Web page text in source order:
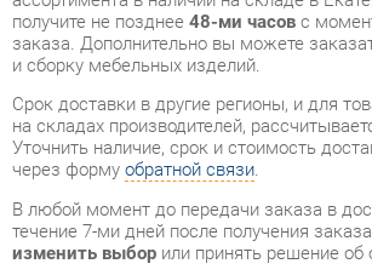
Срок доставки в другие регионы, и для
на складах производителей,
Уточнить наличие, срок и стоимость
через формуобратной связи.
В любой момент до передачи заказа в
течение 7-ми дней после получения заказа
изменить выборили принять решение об
могут быть повреждены при
заметили дефект при приёме - мы заменим
деталь.Повторная доставкатовара -